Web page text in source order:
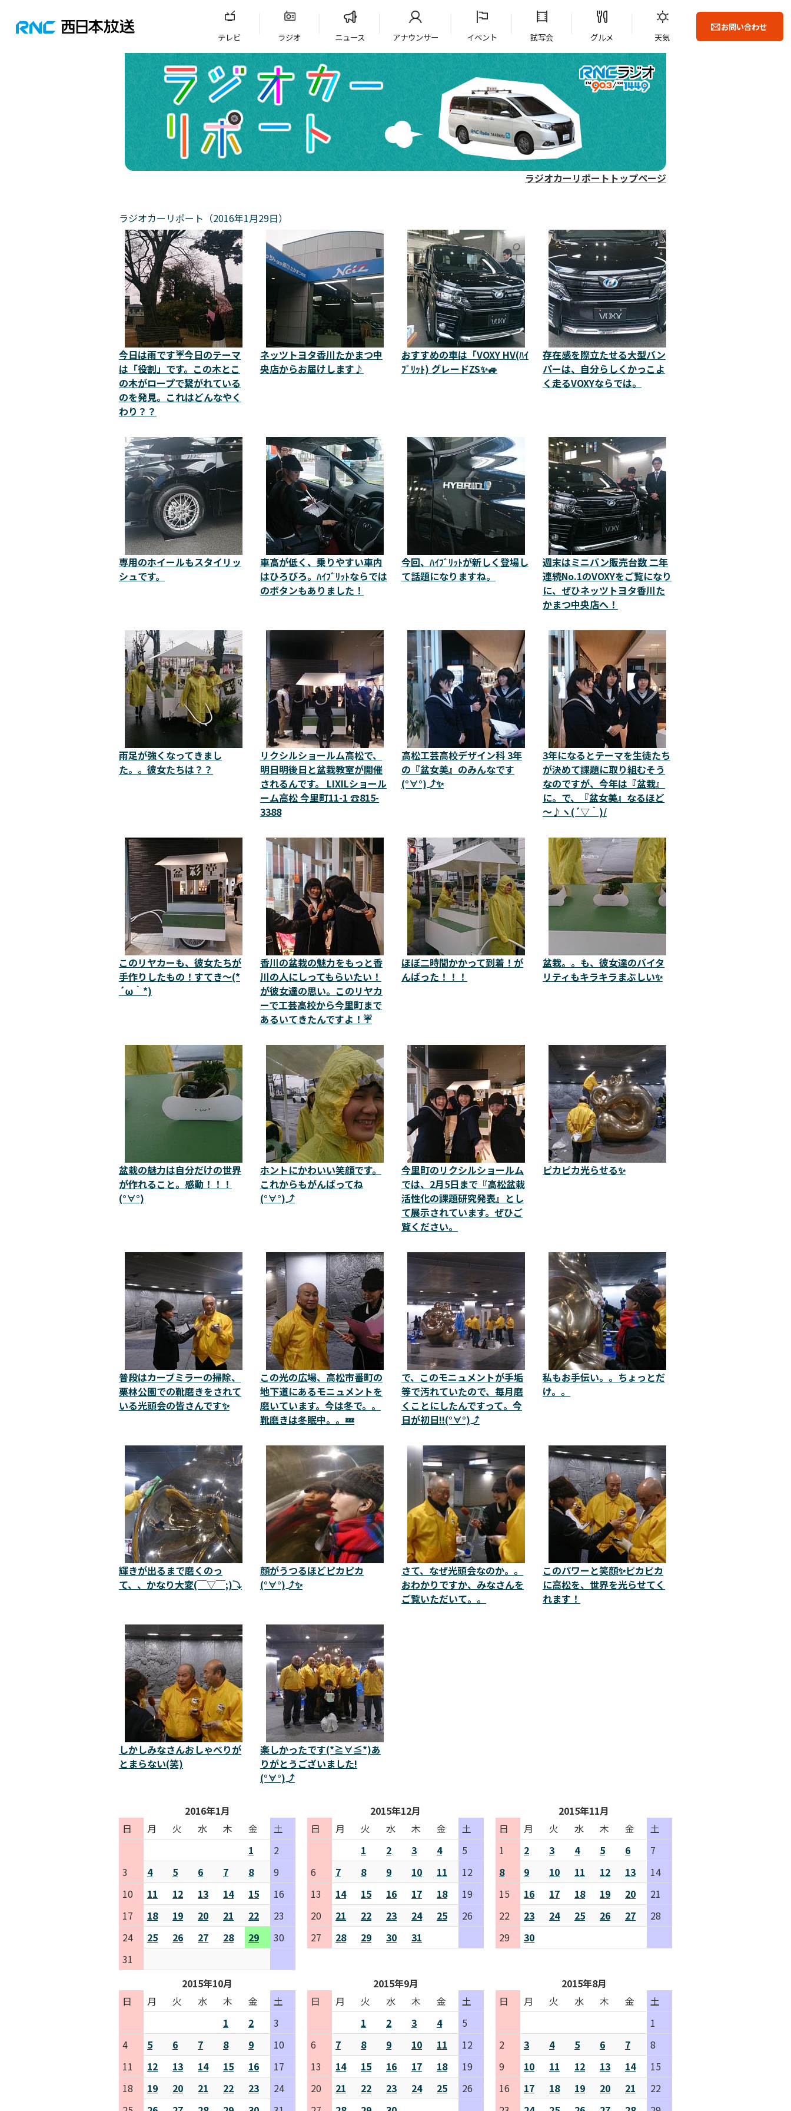
テレビ ラジオ ニュース アナウンサー イベント 試写会 グルメ 天気
お問い合わせ
ラジオカーリポートトップページ
ラジオカーリポート（2016年1月29日）
今日は雨です☔今日のテーマ
は「役割」です。この木とこ
の木がロープで繋がれている
のを発見。これはどんなやく
わり？？
ネッツトヨタ香川たかまつ中
央店からお届けします♪
おすすめの車は「VOXY HV(ﾊｲ
ﾌﾞﾘｯﾄ) グレードZS✨🚙
存在感を際立たせる大型バン
パーは、自分らしくかっこよ
く走るVOXYならでは。
専用のホイールもスタイリッ
シュです。
車高が低く、乗りやすい車内
はひろびろ。ﾊｲﾌﾞﾘｯﾄならでは
のボタンもありました！
今回、ﾊｲﾌﾞﾘｯﾄが新しく登場し
て話題になりますね。
週末はミニバン販売台数 二年
連続No.1のVOXYをご覧になり
に、ぜひネッツトヨタ香川た
かまつ中央店へ！
雨足が強くなってきまし
た。。彼女たちは？？
リクシルショールム高松で、
明日明後日と盆栽教室が開催
されるんです。 LIXILショール
ーム高松 今里町11-1 ☎815-
3388
高松工芸高校デザイン科 3年
の『盆女美』のみんなです
(°∀°)⤴✨
3年になるとテーマを生徒たち
が決めて課題に取り組むそう
なのですが、今年は『盆栽』
に。で、『盆女美』なるほど
～♪ヽ(´▽｀)/
このリヤカーも、彼女たちが
手作りしたもの！すてき～(*
´ω｀*)
香川の盆栽の魅力をもっと香
川の人にしってもらいたい！
が彼女達の思い。このリヤカ
ーで工芸高校から今里町まで
あるいてきたんですよ！☔
ほぼ二時間かかって到着！が
んばった！！！
盆栽。。も、彼女達のバイタ
リティもキラキラまぶしい✨
盆栽の魅力は自分だけの世界
が作れること。感動！！！
(°∀°)
ホントにかわいい笑顔です。
これからもがんばってね
(°∀°)⤴
今里町のリクシルショールム
では、2月5日まで『高松盆栽
活性化の課題研究発表』とし
て展示されています。ぜひご
覧ください。
ピカピカ光らせる✨
普段はカーブミラーの掃除、
栗林公園での靴磨きをされて
いる光頭会の皆さんです✨
この光の広場、高松市番町の
地下道にあるモニュメントを
磨いています。今は冬で。。
靴磨きは冬眠中。。💤
で、このモニュメントが手垢
等で汚れていたので、毎月磨
くことにしたんですって。今
日が初日!!(°∀°)⤴
私もお手伝い。。ちょっとだ
け。。
輝きが出るまで磨くのっ
て、、かなり大変(￣▽￣;)⤵
顔がうつるほどピカピカ
(°∀°)⤴✨
さて、なぜ光頭会なのか。。
おわかりですか、みなさんを
ご覧いただいて。。
このパワーと笑顔✨ピカピカ
に高松を、世界を光らせてく
れます！
しかしみなさんおしゃべりが
とまらない(笑)
楽しかったです(*≧∀≦*)あ
りがとうございました!
(°∀°)⤴
2016年1月
日
月 火 水 木 金
土
1
2
3
4 5 6 7 8
9
10
11 12 13 14 15
16
17
18 19 20 21 22
23
24
25 26 27 28 29
30
31
2015年12月
日
月 火 水 木 金
土
1
2 3 4
5
6
7 8 9 10 11
12
13
14 15 16 17 18
19
20
21 22 23 24 25
26
27
28 29 30 31
2015年11月
日
月 火 水 木 金
土
1
2 3 4 5 6
7
8
9 10 11 12 13
14
15
16 17 18 19 20
21
22
23 24 25 26 27
28
29
30
2015年10月
日
月 火 水 木 金
土
1
2
3
4
5 6 7 8 9
10
11
12 13 14 15 16
17
18
19 20 21 22 23
24
2015年9月
日
月 火 水 木 金
土
1
2 3 4
5
6
7 8 9 10 11
12
13
14 15 16 17 18
19
20
21 22 23 24 25
26
2015年8月
日
月 火 水 木 金
土
1
2
3 4 5 6 7
8
9
10 11 12 13 14
15
16
17 18 19 20 21
22